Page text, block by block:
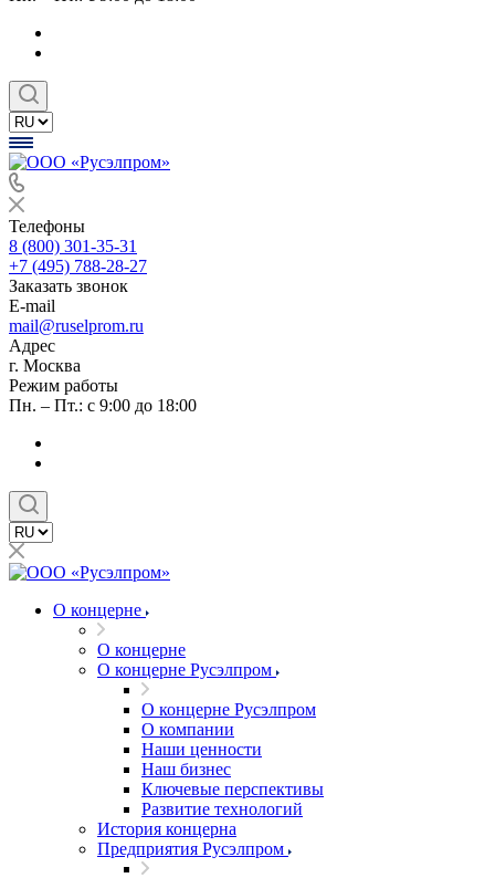
Телефоны
8 (800) 301-35-31
+7 (495) 788-28-27
Заказать звонок
E-mail
mail@ruselprom.ru
Адрес
г. Москва
Режим работы
Пн. – Пт.: с 9:00 до 18:00
О концерне
О концерне
О концерне Русэлпром
О концерне Русэлпром
О компании
Наши ценности
Наш бизнес
Ключевые перспективы
Развитие технологий
История концерна
Предприятия Русэлпром